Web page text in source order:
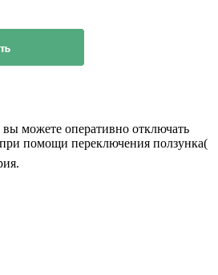
можете оперативно отключать
помощи переключения ползунка(